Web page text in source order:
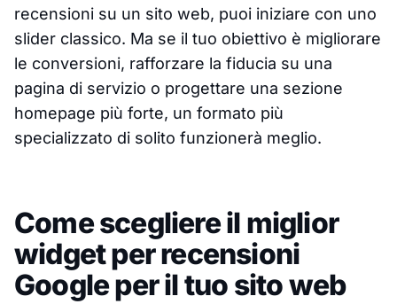
recensioni su un sito web, puoi iniziare con uno
slider classico. Ma se il tuo obiettivo è migliorare
le conversioni, rafforzare la fiducia su una
pagina di servizio o progettare una sezione
homepage più forte, un formato più
specializzato di solito funzionerà meglio.
Come scegliere il miglior
widget per recensioni
Google per il tuo sito web